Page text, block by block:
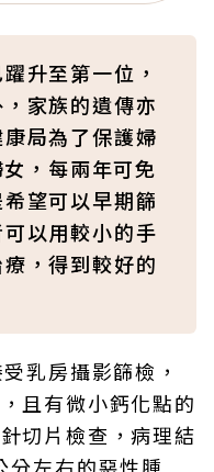
升至第一位，
家族的遺傳亦
局為了保護婦
，每兩年可免
望可以早期篩
以用較小的手
，得到較好的
乳房攝影篩檢，
且有微小鈣化點的
切片檢查，病理結